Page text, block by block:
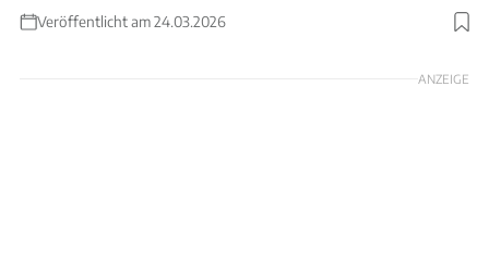
Veröffentlicht am 24.03.2026
Foto: rusm via Getty Images; Collage: Wittich
ANZEIGE